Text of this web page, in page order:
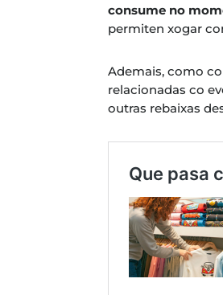
consume no
permiten xogar
Ademais, como
relacionadas co
outras rebaixas